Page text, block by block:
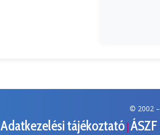
© 2002 –
Adatkezelési tájékoztató | ÁSZF